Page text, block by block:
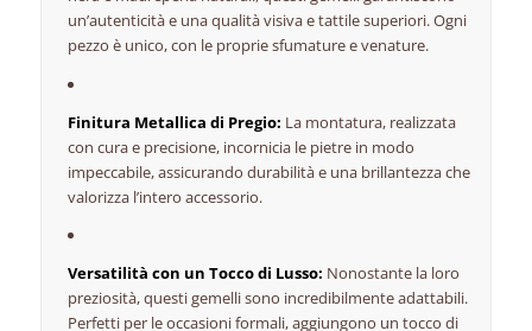
un’autenticità e una qualità visiva e tattile superiori.Ogni
pezzo è unico,con le proprie sfumature e venature.
Finitura Metallica di Pregio: La montatura,realizzata
con cura e precisione,incornicia le pietre in modo
impeccabile,assicurando durabilità e una brillantezza che
valorizza l’intero accessorio.
Versatilità con un Tocco di Lusso: Nonostante la loro
preziosità,questi gemelli sono incredibilmente adattabili.
Perfetti per le occasioni formali,aggiungono un tocco di